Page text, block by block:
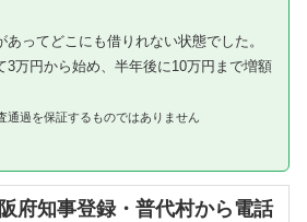
あってどこにも借りれない状態でした。
3万円から始め、半年後に10万円まで増額
過を保証するものではありません
府知事登録・普代村から電話